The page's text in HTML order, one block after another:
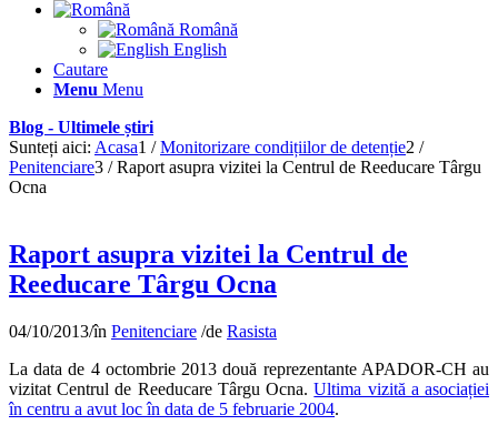
Română
English
Cautare
Menu Menu
Blog - Ultimele știri
Sunteți aici: Acasa1 / Monitorizare condițiilor de detenție2 /
Penitenciare3 / Raport asupra vizitei la Centrul de Reeducare Târgu
Ocna
Raport asupra vizitei la Centrul de
Reeducare Târgu Ocna
04/10/2013/în Penitenciare /de Rasista
La data de 4 octombrie 2013 două reprezentante APADOR-CH au
vizitat Centrul de Reeducare Târgu Ocna.Ultima vizită a asociației
în centru a avut loc în data de 5 februarie 2004.